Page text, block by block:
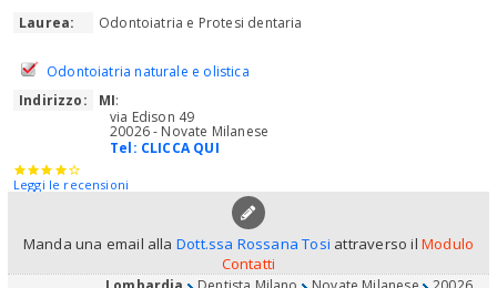
Laurea: Odontoiatria e Protesi dentaria
Odontoiatria naturale e olistica
Indirizzo:
MI:
via Edison 49
20026 - Novate Milanese
Tel: CLICCA QUI
Leggi le recensioni
Manda una email alla Dott.ssa Rossana Tosi attraverso ilModulo
Contatti